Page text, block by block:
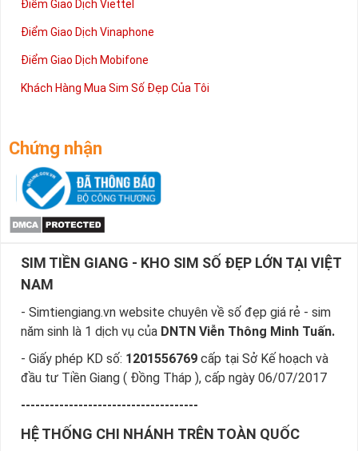
Điểm Giao Dịch Viettel
Điểm Giao Dịch Vinaphone
Điểm Giao Dịch Mobifone
Khách Hàng Mua Sim Số Đẹp Của Tôi
Chứng nhận
SIM TIỀN GIANG - KHO SIM SỐ ĐẸP LỚN TẠI VIỆT
NAM
- Simtiengiang.vn website chuyên về số đẹp giá rẻ - sim
năm sinh là 1 dịch vụ của DNTN Viễn Thông Minh Tuấn.
- Giấy phép KD số: 1201556769 cấp tại Sở Kế hoạch và
đầu tư Tiền Giang ( Đồng Tháp ), cấp ngày 06/07/2017
-------------------------------------
HỆ THỐNG CHI NHÁNH TRÊN TOÀN QUỐC